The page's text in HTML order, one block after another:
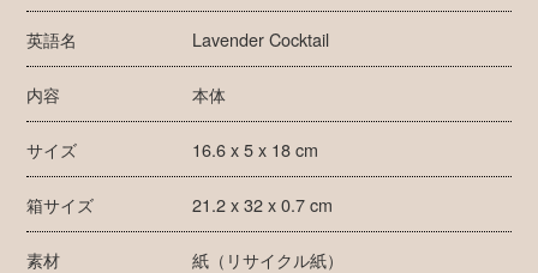
英語名 Lavender Cocktail
内容 本体
サイズ 16.6 x 5 x 18 cm
箱サイズ 21.2 x 32 x 0.7 cm
素材 紙（リサイクル紙）